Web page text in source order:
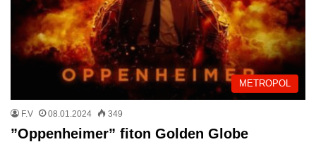
METROPOL
F.V 08.01.2024 349
”Oppenheimer” fiton Golden Globe